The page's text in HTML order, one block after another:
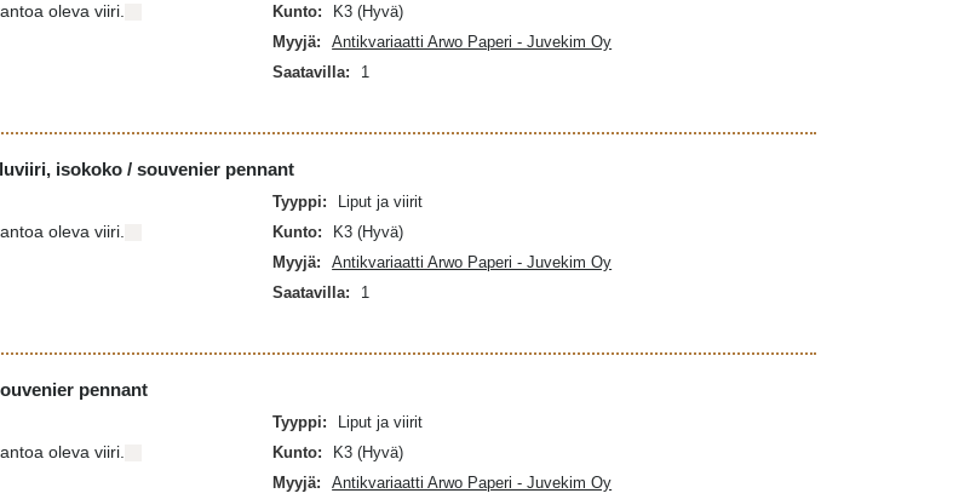
oleva viiri.
Kunto:
K3 (Hyvä)
Myyjä:
Antikvariaatti Arwo Paperi - Juvekim Oy
Saatavilla:
1
isokoko / souvenier pennant
oleva viiri.
Tyyppi:
Liput ja viirit
Kunto:
K3 (Hyvä)
Myyjä:
Antikvariaatti Arwo Paperi - Juvekim Oy
Saatavilla:
1
pennant
oleva viiri.
Tyyppi:
Liput ja viirit
Kunto:
K3 (Hyvä)
Myyjä:
Antikvariaatti Arwo Paperi - Juvekim Oy